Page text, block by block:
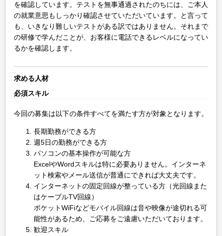
を確認しています。テストを無事通過されたのちには、ご本人
の就業意思もしっかり確認させていただいています。と言って
も、いきなり難しいテストがある訳ではありません。それまで
の研修で学んだことが、お客様に電話できるレベルになってい
るかを確認します。
求める人材
必須スキル
今回の募集は以下の条件すべてを満たす方が対象となります。
長期勤務ができる方
週5日の勤務ができる方
パソコンの基本操作が可能な方
ExcelやWordスキルは特に必要ありません。インターネ
ット検索やメール送信が普通にできれば大丈夫です。
インターネットの固定回線が整っている方（光回線また
はケーブルTV回線）
ポケットWiFiなどモバイル回線は音や映像が途切れる可
能性があるため、ご応募をご遠慮いただいております。
歓迎スキル